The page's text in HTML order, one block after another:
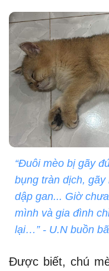
“Đuôi mèo bị gãy
bụng tràn dịch,
dập gan... Giờ
mình và gia đình
lại…” - U.N buồn
Được biết, chú